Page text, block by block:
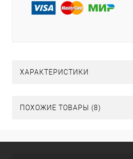
ХАРАКТЕРИСТИКИ
ПОХОЖИЕ ТОВАРЫ (8)